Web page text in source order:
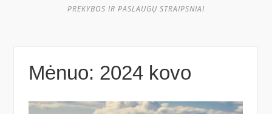
PREKYBOS IR PASLAUGŲ STRAIPSNIAI
Mėnuo: 2024 kovo